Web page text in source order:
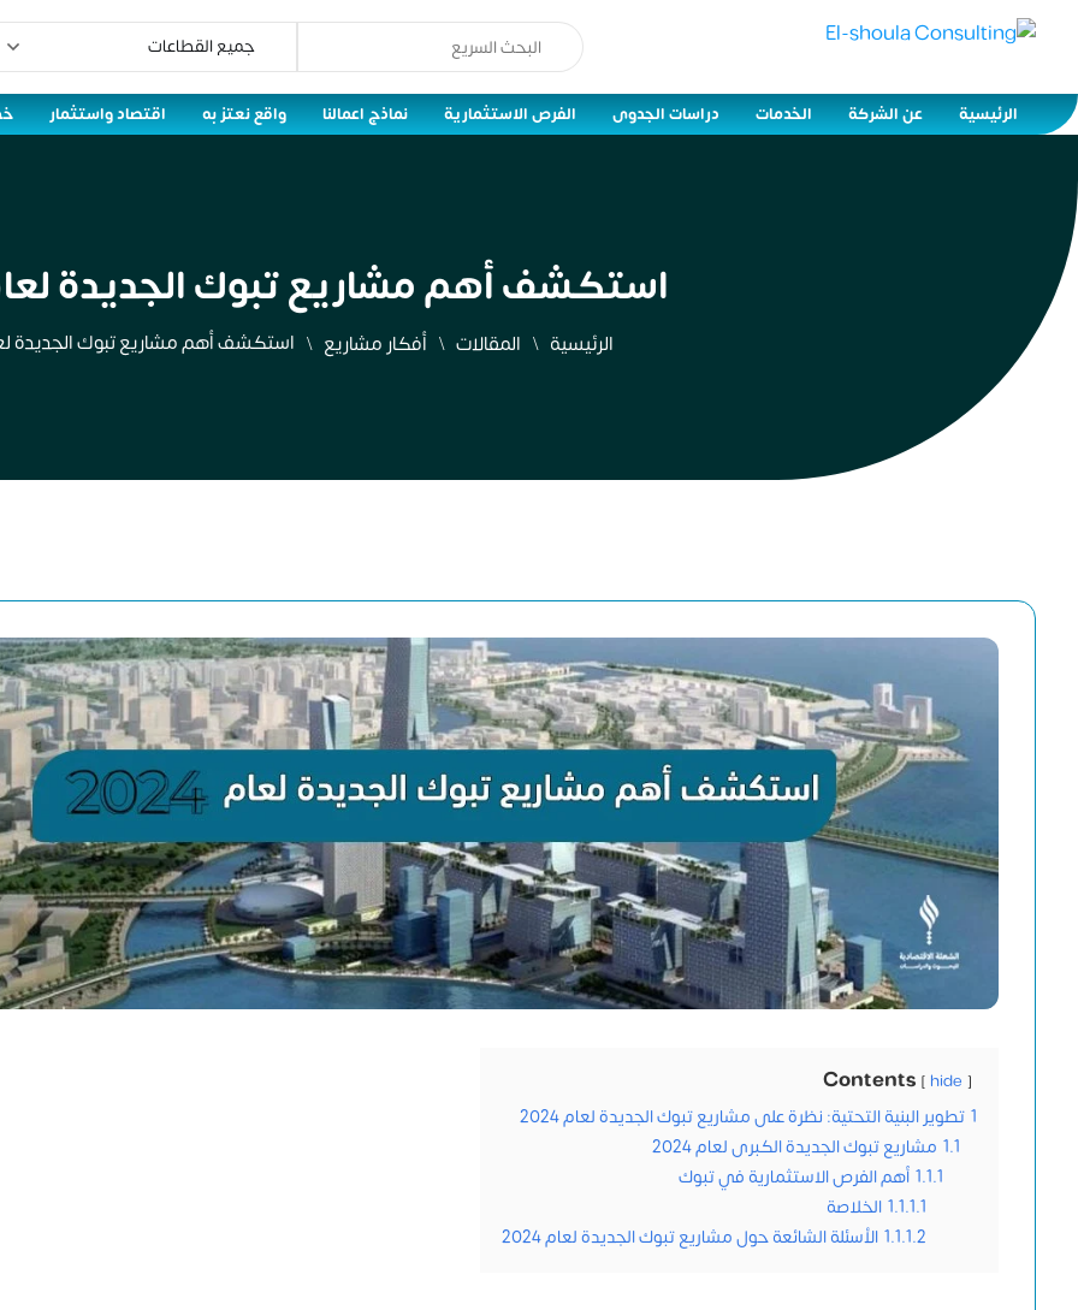
الرئيسية عن الشركة الخدمات دراسات الجدوى الفرص الاستثمارية نماذج اعمالنا واقع نعتز به اقتصاد واستثمار
استكشف أهم مشاريع تبوك الجديدة لعام
الرئيسية المقالات أفكار مشاريع استكشف أهم مشاريع تبوك الجديدة لعام
Contents hide
1 تطوير البنية التحتية: نظرة على مشاريع تبوك الجديدة لعام 2024
1.1 مشاريع تبوك الجديدة الكبرى لعام 2024
1.1.1 أهم الفرص الاستثمارية في تبوك
1.1.1.1 الخلاصة
1.1.1.2 الأسئلة الشائعة حول مشاريع تبوك الجديدة لعام 2024